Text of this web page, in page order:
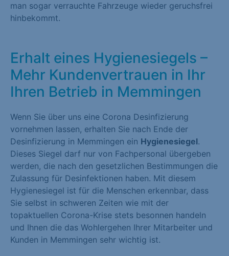
man sogar verrauchte Fahrzeuge wieder geruchsfrei
hinbekommt.
Erhalt eines Hygienesiegels –
Mehr Kundenvertrauen in Ihr
Ihren Betrieb in Memmingen
Wenn Sie über uns eine Corona Desinfizierung
vornehmen lassen, erhalten Sie nach Ende der
Desinfizierung in Memmingen ein Hygienesiegel.
Dieses Siegel darf nur von Fachpersonal übergeben
werden, die nach den gesetzlichen Bestimmungen die
Zulassung für Desinfektionen haben. Mit diesem
Hygienesiegel ist für die Menschen erkennbar, dass
Sie selbst in schweren Zeiten wie mit der
topaktuellen Corona-Krise stets besonnen handeln
und Ihnen die das Wohlergehen Ihrer Mitarbeiter und
Kunden in Memmingen sehr wichtig ist.